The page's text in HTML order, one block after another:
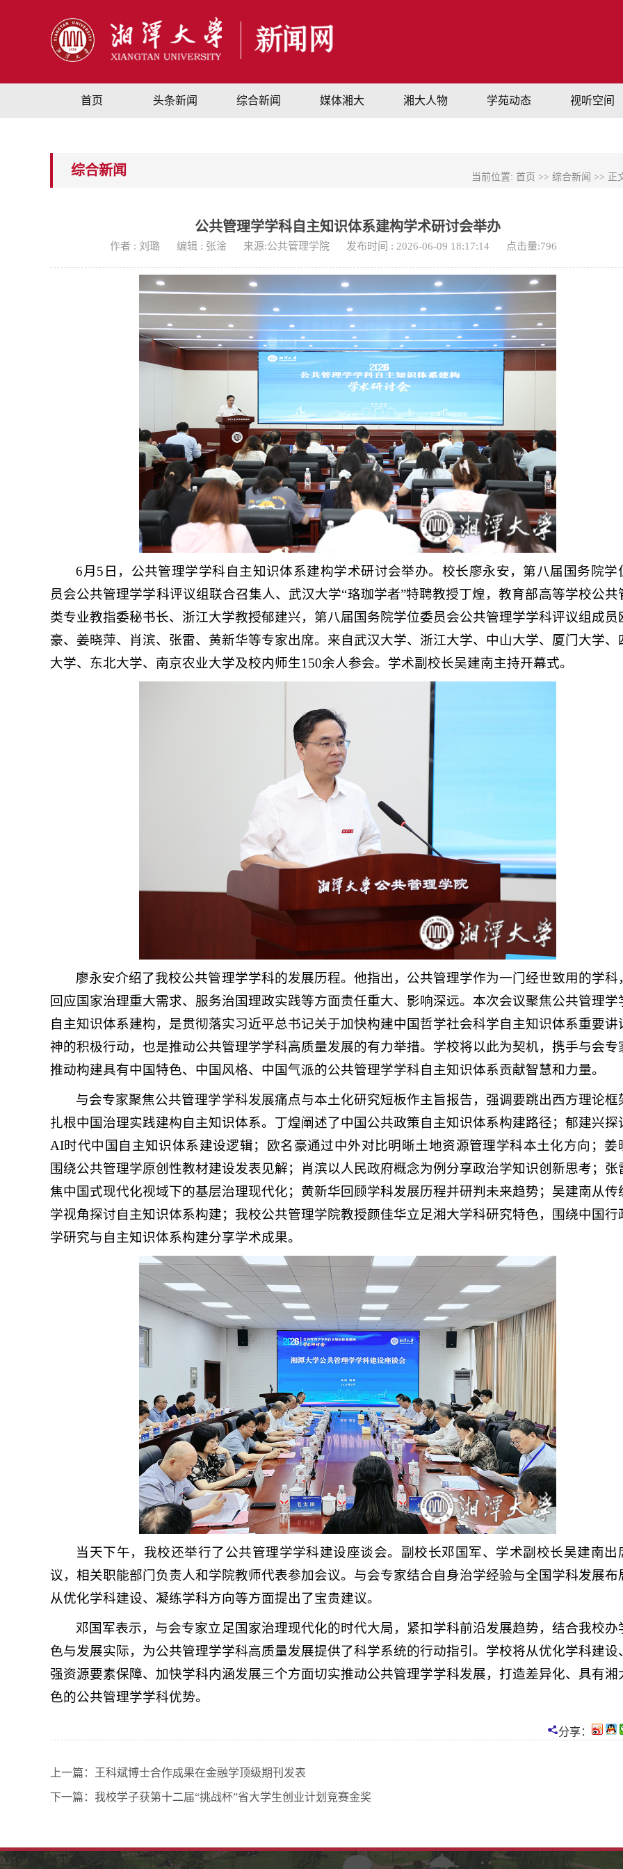
首页 头条新闻 综合新闻 媒体湘大 湘大人物 学苑动态 视听空间
当前位置: 首页 >> 综合新闻 >> 正
综合新闻
公共管理学学科自主知识体系建构学术研讨会举办
作者 : 刘璐 编辑 : 张淦 来源:公共管理学院 发布时间 : 2026-06-09 18:17:14 点击量:796
6月5日，公共管理学学科自主知识体系建构学术研讨会举办。 校长廖永安，第八届国务院学
员会公共管理学学科评议组联合召集人、武汉大学“珞珈学者”特聘教授丁煌，教育部高等学校公共
类专业教指委秘书长、浙江大学教授郁建兴，第八届国务院学位委员会公共管理学学科评议组成员
豪、姜晓萍、肖滨、张雷、黄新华等专家出席。来自武汉大学、浙江大学、中山大学、厦门大学、
大学、东北大学、南京农业大学及校内师生150余人参会。学术副校长吴建南主持开幕式。
廖永安介绍了我校公共管理学学科的发展历程。他指出，公共管理学作为一门经世致用的学科
回应国家治理重大需求、服务治国理政实践等方面责任重大、影响深远。本次会议聚焦公共管理学
自主知识体系建构，是贯彻落实习近平总书记关于加快构建中国哲学社会科学自主知识体系重要讲
神的积极行动，也是推动公共管理学学科高质量发展的有力举措。学校将以此为契机，携手与会专
推动构建具有中国特色、中国风格、中国气派的公共管理学学科自主知识体系贡献智慧和力量。
与会专家聚焦公共管理学学科发展痛点与本土化研究短板作主旨报告，强调要跳出西方理论框
扎根中国治理实践建构自主知识体系。丁煌阐述了中国公共政策自主知识体系构建路径；郁建兴探
AI时代中国自主知识体系建设逻辑；欧名豪通过中外对比明晰土地资源管理学科本土化方向；姜
围绕公共管理学原创性教材建设发表见解；肖滨以人民政府概念为例分享政治学知识创新思考；张
焦中国式现代化视域下的基层治理现代化；黄新华回顾学科发展历程并研判未来趋势；吴建南从传
学视角探讨自主知识体系构建；我校公共管理学院教授颜佳华立足湘大学科研究特色，围绕中国行
学研究与自主知识体系构建分享学术成果。
当天下午，我校还举行了公共管理学学科建设座谈会。副校长邓国军、学术副校长吴建南出
议，相关职能部门负责人和学院教师代表参加会议。与会专家结合自身治学经验与全国学科发展布
从优化学科建设、凝练学科方向等方面提出了宝贵建议。
邓国军表示，与会专家立足国家治理现代化的时代大局，紧扣学科前沿发展趋势，结合我校办
色与发展实际，为公共管理学学科高质量发展提供了科学系统的行动指引。学校将从优化学科建设
强资源要素保障、加快学科内涵发展三个方面切实推动公共管理学学科发展，打造差异化、具有湘
色的公共管理学学科优势。
分享：
上一篇： 王科斌博士合作成果在金融学顶级期刊发表
下一篇： 我校学子获第十二届“挑战杯”省大学生创业计划竞赛金奖